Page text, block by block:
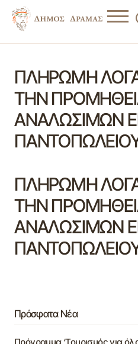
ΠΛΗΡΩΜΗ
ΤΗΝ
ΑΝΑΛΩΣΙΜΩΝ
ΠΛΗΡΩΜΗ
ΤΗΝ
ΑΝΑΛΩΣΙΜΩΝ
Πρόσφατα Νέα